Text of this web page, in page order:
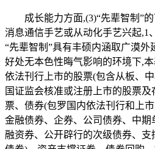
成长能力方面,(3)“先辈智制”的
消息通信手艺或从动化手艺兴起,1
“先辈智制”具有丰硕内涵取广漠外
好处无本色性晦气影响的环境下,
依法刊行上市的股票(包含从板、
国证监会核准或注册上市的股票
票、债券(包罗国内依法刊行和上
金融债券、企券、公司债券、中
融资券、公开辟行的次级债券、